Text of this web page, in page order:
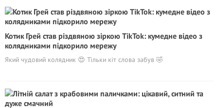
Котик Грей став різдвяною зіркою TikTok: кумедне відео з
колядниками підкорило мережу
Який чудовий колядник 😍 Тільки кіт слова забув 🤣